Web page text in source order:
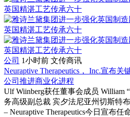
公司 1小时前 文传商讯
Neuraptive Therapeutics， Inc.宣布
公司推进商业化进程
Ulf Wiinberg获任董事会成员 William
务高级副总裁 宾夕法尼亚州切斯特
– Neuraptive Therapeutics今日宣布